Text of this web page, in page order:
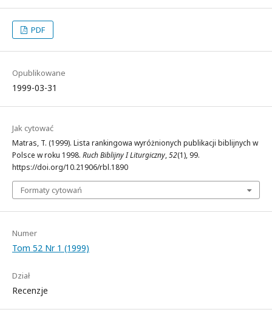
PDF
Opublikowane
1999-03-31
Jak cytować
Matras, T. (1999). Lista rankingowa wyróżnionych publikacji biblijnych w
Polsce w roku 1998. Ruch Biblijny I Liturgiczny,52(1), 99.
https://doi.org/10.21906/rbl.1890
Formaty cytowań
Numer
Tom 52 Nr 1 (1999)
Dział
Recenzje